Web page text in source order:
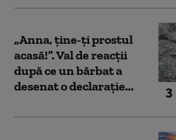
3
„Anna, ţine-ţi prostul
acasă!”. Val de reacții
după ce un bărbat a
desenat o declarație...